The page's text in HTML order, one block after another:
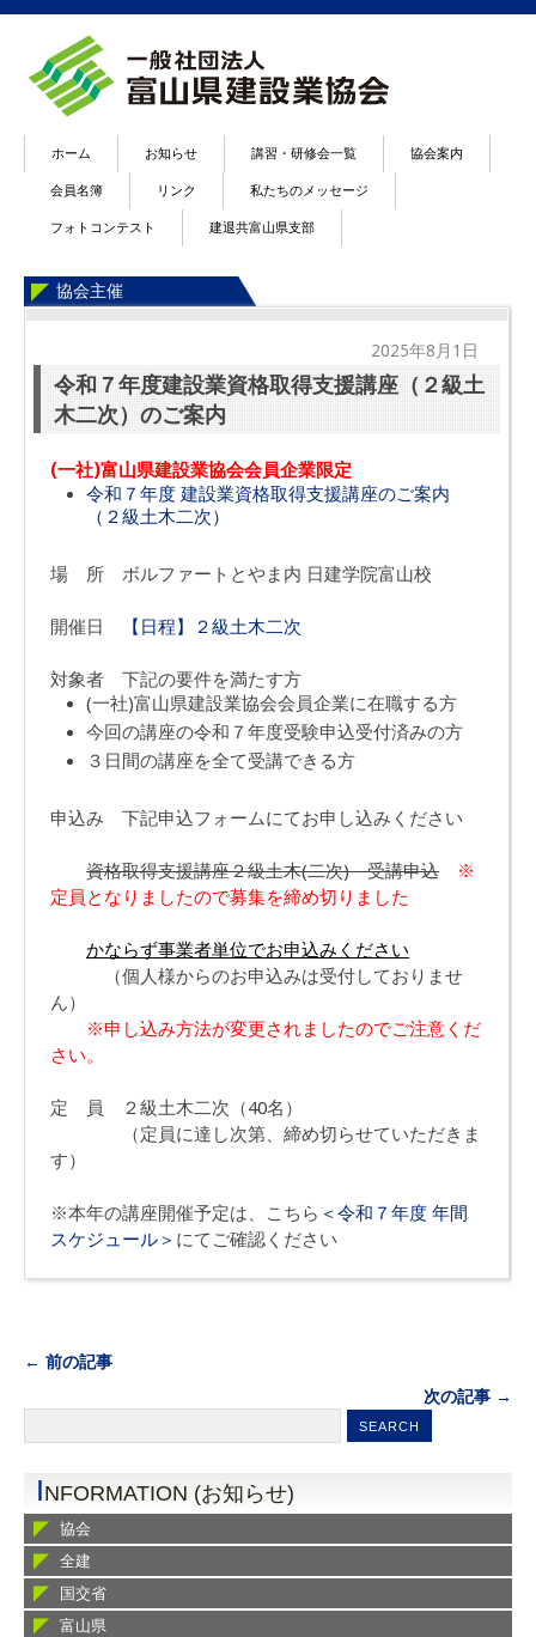
ホーム お知らせ 講習・研修会一覧 協会案内
会員名簿 リンク 私たちのメッセージ
フォトコンテスト 建退共富山県支部
協会主催
2025年8月1日
令和７年度建設業資格取得支援講座（２級土
木二次）のご案内
(一社)富山県建設業協会会員企業限定
令和７年度 建設業資格取得支援講座のご案内
（２級土木二次）
場 所 ボルファートとやま内 日建学院富山校
開催日 【日程】２級土木二次
対象者 下記の要件を満たす方
(一社)富山県建設業協会会員企業に在職する方
今回の講座の令和７年度受験申込受付済みの方
３日間の講座を全て受講できる方
申込み 下記申込フォームにてお申し込みください
資格取得支援講座２級土木(二次) 受講申込
※
定員となりましたので募集を締め切りました
かならず事業者単位でお申込みください
（個人様からのお申込みは受付しておりませ
ん）
※申し込み方法が変更されましたのでご注意くだ
さい。
定 員 ２級土木二次（40名）
（定員に達し次第、締め切らせていただきま
す）
※本年の講座開催予定は、こちら ＜令和７年度 年間
スケジュール＞ にてご確認ください
← 前の記事
次の記事 →
INFORMATION (お知らせ)
協会
全建
国交省
富山県